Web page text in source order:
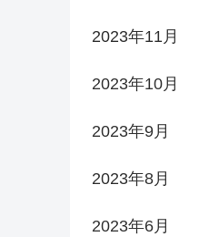
2023年11月
2023年10月
2023年9月
2023年8月
2023年6月